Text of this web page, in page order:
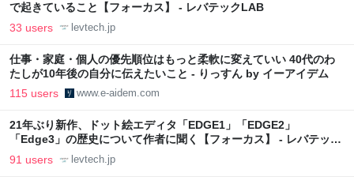
で起きていること【フォーカス】 - レバテックLAB
33 users levtech.jp
仕事・家庭・個人の優先順位はもっと柔軟に変えていい 40代のわ
たしが10年後の自分に伝えたいこと - りっすん by イーアイデム
115 users www.e-aidem.com
21年ぶり新作、ドット絵エディタ「EDGE1」「EDGE2」
「Edge3」の歴史について作者に聞く【フォーカス】 - レバテック
LAB
91 users levtech.jp